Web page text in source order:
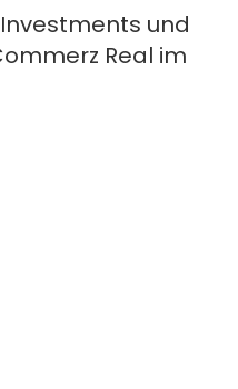
und
Real im